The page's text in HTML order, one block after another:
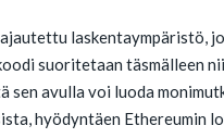
laskentaympäristö,
suoritetaan täsmälleen
sen avulla voi luoda
hyödyntäen Ethereumin